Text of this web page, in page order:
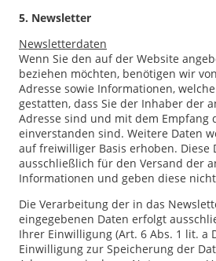
5. Newsletter
Newsletter­daten
Wenn Sie den auf der Website
beziehen möchten, benötigen wir
Adresse sowie Informationen,
gestatten, dass Sie der Inhaber der
Adresse sind und mit dem Empfang
einverstanden sind. Weitere Daten
auf freiwilliger Basis erhoben. Diese
ausschließlich für den Versand der
Informationen und geben diese
Die Verarbeitung der in das
eingegebenen Daten erfolgt
Ihrer Einwilligung (Art. 6 Abs. 1 lit. a
Einwilligung zur Speicherung der